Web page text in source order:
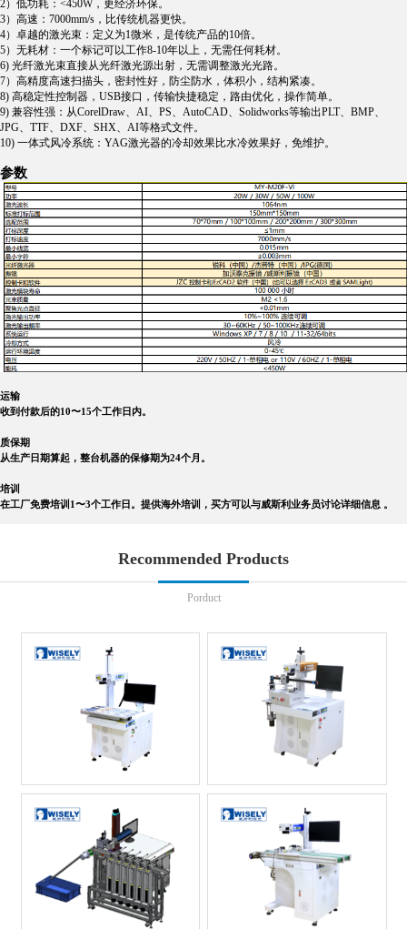
2）低功耗：<450W，更经济环保。
3）高速：7000mm/s，比传统机器更快。
4）卓越的激光束：定义为1微米，是传统产品的10倍。
5）无耗材：一个标记可以工作8-10年以上，无需任何耗材。
6) 光纤激光束直接从光纤激光源出射，无需调整激光光路。
7）高精度高速扫描头，密封性好，防尘防水，体积小，结构紧凑。
8) 高稳定性控制器，USB接口，传输快捷稳定，路由优化，操作简单。
9) 兼容性强：从CorelDraw、AI、PS、AutoCAD、Solidworks等输出PLT、BMP、
JPG、TTF、DXF、SHX、AI等格式文件。
10) 一体式风冷系统：YAG激光器的冷却效果比水冷效果好，免维护。
参数
运输
收到付款后的10〜15个工作日内。
质保期
从生产日期算起，整台机器的保修期为24个月。
培训
在工厂免费培训1〜3个工作日。提供海外培训，买方可以与威斯利业务员讨论详细信息 。
Recommended Products
Porduct